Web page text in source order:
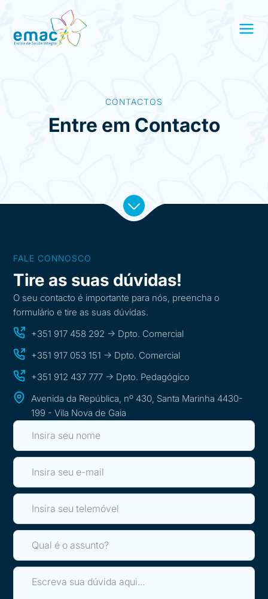
CONTACTOS
Entre em Contacto
FALE CONNOSCO
Tire as suas dúvidas!
O seu contacto é importante para nós, preencha o
formulário e tire as suas dúvidas.
+351 917 458 292 -> Dpto. Comercial
+351 917 053 151 -> Dpto. Comercial
+351 912 437 777 -> Dpto. Pedagógico
Avenida da República, nº 430, Santa Marinha 4430-
199 - Vila Nova de Gaia